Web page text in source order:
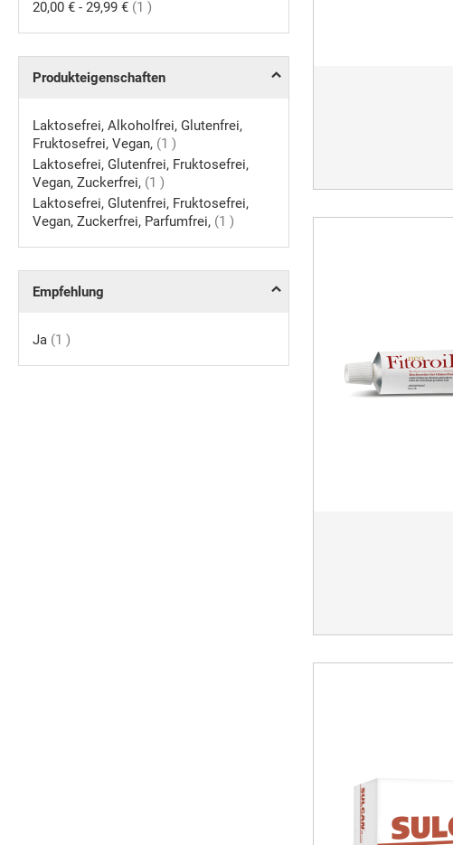
20,00 € - 29,99 € 1 Artikel
Produkteigenschaften
Laktosefrei, Alkoholfrei, Glutenfrei,
Fruktosefrei, Vegan, 1 Artikel
Laktosefrei, Glutenfrei, Fruktosefrei,
Vegan, Zuckerfrei, 1 Artikel
Laktosefrei, Glutenfrei, Fruktosefrei,
Vegan, Zuckerfrei, Parfumfrei, 1 Artikel
Empfehlung
Ja 1 Artikel